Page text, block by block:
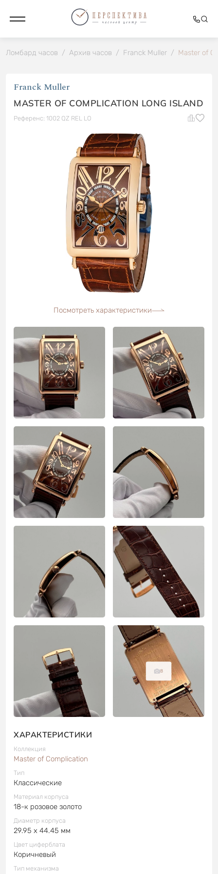
Ломбард часов / Архив часов / Franck Muller / Master of
Franck Muller
MASTER OF COMPLICATION LONG ISLAND
Референс: 1002 QZ REL LO
Посмотреть характеристики
8
ХАРАКТЕРИСТИКИ
Коллекция
Master of Complication
Тип
Классические
Материал корпуса
18-к розовое золото
Диаметр корпуса
29.95 x 44.45 мм
Цвет циферблата
Коричневый
Тип механизма